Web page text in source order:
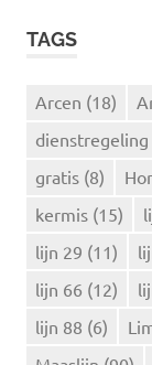
e
TAGS
Arcen (18)
dienstregeling
gratis (8)
kermis (15)
lijn 29 (11)
lijn 66 (12)
lijn 88 (6)